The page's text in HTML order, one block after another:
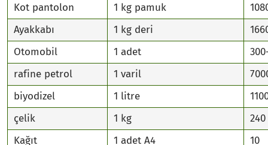
Kot pantolon
1 kg pamuk
Ayakkabı
1 kg deri
Otomobil
1 adet
rafine petrol
1 varil
biyodizel
1 litre
çelik
1 kg
240
Kağıt
1 adet A4 10